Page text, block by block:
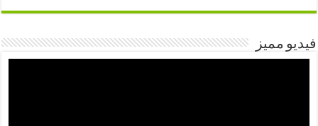
فيديو مميز